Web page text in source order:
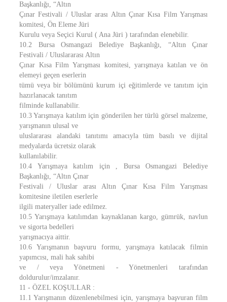
Başkanlığı, “Altın
Çınar Festivali / Uluslar arası Altın Çınar Kısa Film Yarışması
komitesi, Ön Eleme Jüri
Kurulu veya Seçici Kurul ( Ana Jüri ) tarafından elenebilir.
10.2 Bursa Osmangazi Belediye Başkanlığı, “Altın Çınar
Festivali / Uluslararası Altın
Çınar Kısa Film Yarışması komitesi, yarışmaya katılan ve ön
elemeyi geçen eserlerin
tümü veya bir bölümünü kurum içi eğitimlerde ve tanıtım için
hazırlanacak tanıtım
filminde kullanabilir.
10.3 Yarışmaya katılım için gönderilen her türlü görsel malzeme,
yarışmanın ulusal ve
uluslararası alandaki tanıtımı amacıyla tüm basılı ve dijital
medyalarda ücretsiz olarak
kullanılabilir.
10.4 Yarışmaya katılım için , Bursa Osmangazi Belediye
Başkanlığı, “Altın Çınar
Festivali / Uluslar arası Altın Çınar Kısa Film Yarışması
komitesine iletilen eserlerle
ilgili materyaller iade edilmez.
10.5 Yarışmaya katılımdan kaynaklanan kargo, gümrük, navlun
ve sigorta bedelleri
yarışmacıya aittir.
10.6 Yarışmanın başvuru formu, yarışmaya katılacak filmin
yapımcısı, mali hak sahibi
ve / veya Yönetmeni - Yönetmenleri tarafından
doldurulur/imzalanır.
11 - ÖZEL KOŞULLAR :
11.1 Yarışmanın düzenlenebilmesi için, yarışmaya başvuran film